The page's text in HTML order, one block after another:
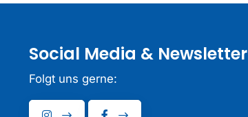
Social Media & Newsletter
Folgt uns gerne: